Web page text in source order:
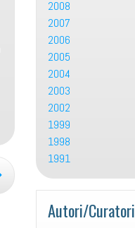
2008
2007
2006
2005
2004
2003
2002
1999
1998
1991
Autori/Curatori